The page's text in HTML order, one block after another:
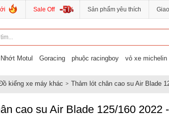
Sale Off Sản phẩm yêu thích
Nhớt Motul Goracing phuộc racingboy vỏ xe michelin
kiểng xe máy khác Thảm lót chân cao su Air Blade
cao su Air Blade 125/160 2022 -